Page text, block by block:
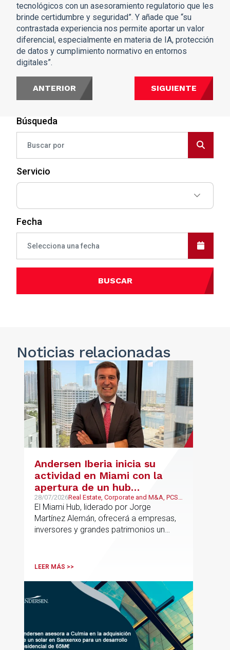
Búsqueda
Servicio
Fecha
BUSCAR
tecnológicos con un asesoramiento regulatorio que les
brinde certidumbre y seguridad”. Y añade que “su
contrastada experiencia nos permite aportar un valor
diferencial, especialmente en materia de IA, protección
de datos y cumplimiento normativo en entornos
digitales”.
ANTERIOR SIGUIENTE
Noticiasrelacionadas
Andersen Iberia inicia su
actividad en Miami con la
apertura de un hub
estratégico para reforzar el
asesoramiento fiscal, legal y
patrimonial conectando
Europa y Latinoamérica
28/07/2026Real Estate, Corporate and M&A, PCS,
Wealth Management & Family
Business
El Miami Hub, liderado por Jorge
Martínez Alemán, ofrecerá a empresas,
inversores y grandes patrimonios un
Latinoamérica y otros mercados
LEER MÁS >>